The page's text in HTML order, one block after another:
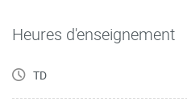
Heures d'enseignement
TD